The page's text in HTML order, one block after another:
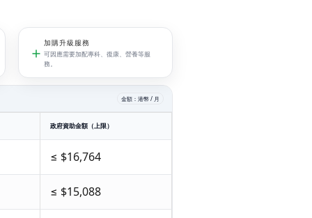
加購升級服務
可因應需要加配專科、復康、營養等服
務。
金額：港幣 / 月
政府資助金額（上限）
≤ $16,764
≤ $15,088